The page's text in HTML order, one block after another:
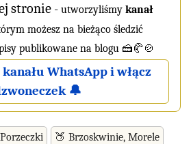
stronie - utworzyliśmy kanał
możesz na bieżąco śledzić
publikowane na blogu 🍰🥐🍲
WhatsApp i włącz
🔔
🍑 Brzoskwinie, Morele